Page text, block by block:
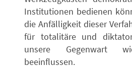
Institutionen bedienen
die Anfälligkeit dieser
für totalitäre und
unsere Gegenwart
beeinflussen.